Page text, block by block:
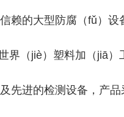
赖的大型防腐（fǔ）设
（jiè）塑料加（jiā）
先进的检测设备，产品